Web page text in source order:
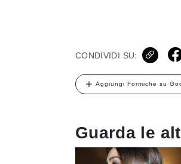
CONDIVIDI SU:
Aggiungi Formiche su
Guarda le